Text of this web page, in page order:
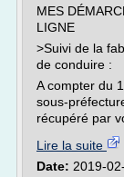
MES
LIGNE
>Suivi de la
de conduire :
A compter du
sous-
récupéré par
Lire la suite
Date: 2019-